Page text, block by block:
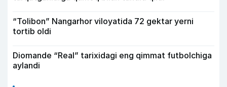
“Tolibon” Nangarhor viloyatida 72 gektar yerni
tortib oldi
Diomande “Real” tarixidagi eng qimmat futbolchiga
aylandi